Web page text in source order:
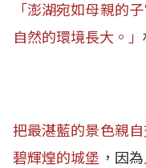
「澎湖宛如母親的
自然的環境長大。」
把最湛藍的景色親
碧輝煌的城堡 ，因為